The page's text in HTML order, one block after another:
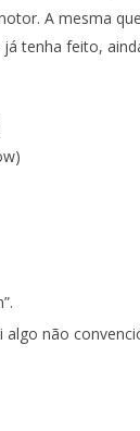
A mesma
tenha feito,
não